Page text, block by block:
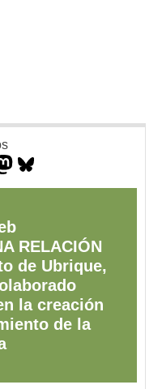
RELACIÓN
de Ubrique,
la creación
de la